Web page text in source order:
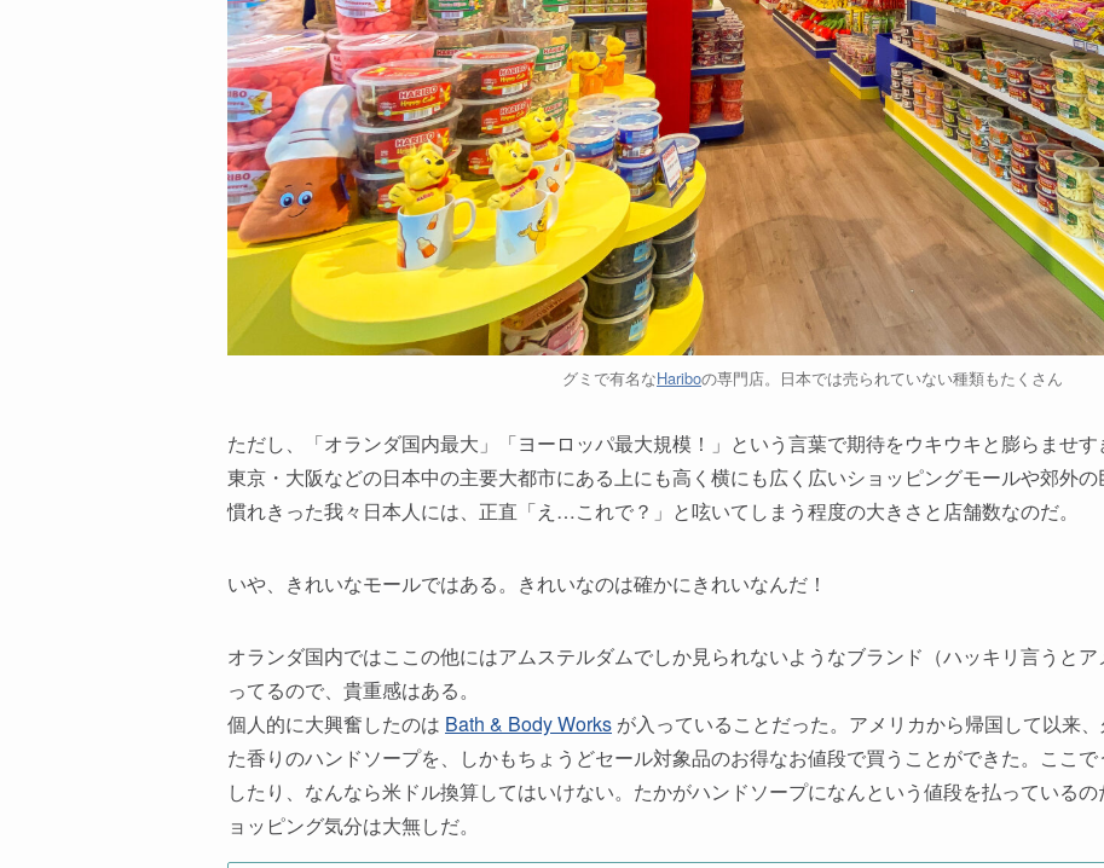
グミで有名なHariboの専門店。日本では売られていない種類もたくさん
ただし、「オランダ国内最大」「ヨーロッパ最大規模！」という言葉で期待をウキウキと膨らませ
東京・大阪などの日本中の主要大都市にある上にも高く横にも広く広いショッピングモールや郊外
慣れきった我々日本人には、正直「え…これで？」と呟いてしまう程度の大きさと店舗数なのだ。
いや、きれいなモールではある。きれいなのは確かにきれいなんだ！
オランダ国内ではここの他にはアムステルダムでしか見られないようなブランド（ハッキリ言うと
ってるので、貴重感はある。
個人的に大興奮したのは Bath & Body Works が入っていることだった。アメリカから帰国して以来
た香りのハンドソープを、しかもちょうどセール対象品のお得なお値段で買うことができた。ここ
したり、なんなら米ドル換算してはいけない。たかがハンドソープになんという値段を払っている
ョッピング気分は大無しだ。